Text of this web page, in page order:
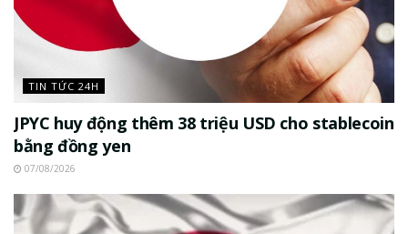
TIN TỨC 24H
JPYC huy động thêm 38 triệu USD cho stablecoin
bằng đồng yen
07/08/2026